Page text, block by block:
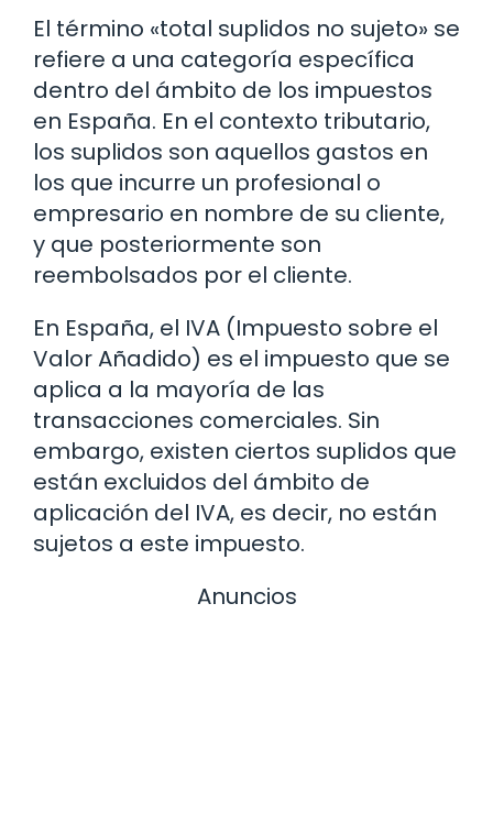
El término «total suplidos no sujeto» se
refiere a una categoría específica
dentro del ámbito de los impuestos
en España. En el contexto tributario,
los suplidos son aquellos gastos en
los que incurre un profesional o
empresario en nombre de su cliente,
y que posteriormente son
reembolsados por el cliente.
En España, el IVA (Impuesto sobre el
Valor Añadido) es el impuesto que se
aplica a la mayoría de las
transacciones comerciales. Sin
embargo, existen ciertos suplidos que
están excluidos del ámbito de
aplicación del IVA, es decir, no están
sujetos a este impuesto.
Anuncios